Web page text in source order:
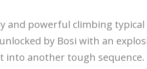
and powerful climbing
by Bosi with an
into another tough sequence.